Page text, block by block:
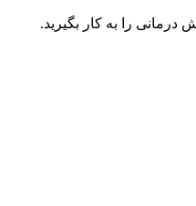
درمانی را به کار بگیرید.